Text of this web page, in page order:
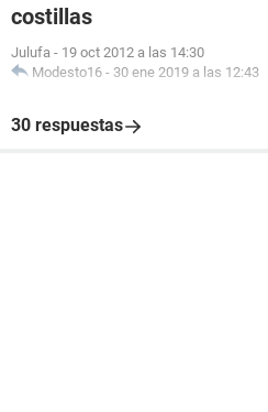
costillas
Julufa - 19 oct 2012 a las 14:30
Modesto16 - 30 ene 2019 a las 12:43
30 respuestas